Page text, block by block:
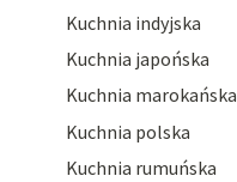
Kuchnia indyjska
Kuchnia japońska
Kuchnia marokańska
Kuchnia polska
Kuchnia rumuńska